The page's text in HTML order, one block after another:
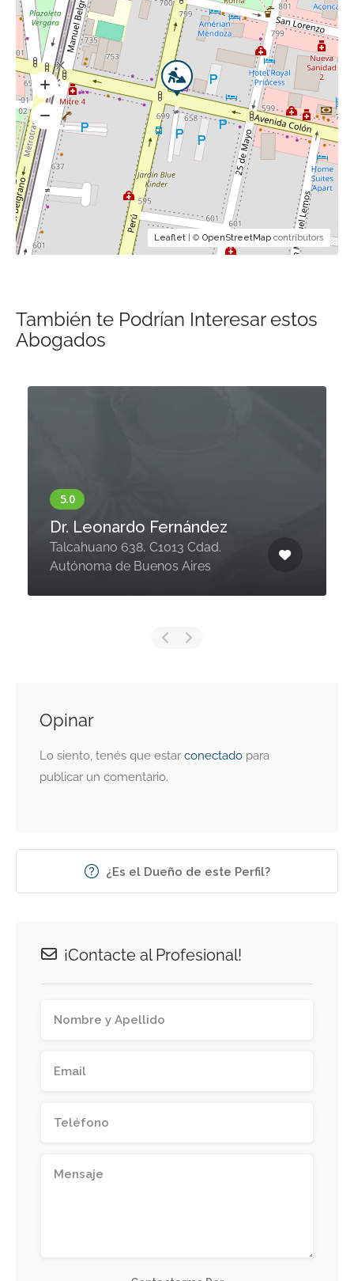
Leaflet | © OpenStreetMap contributors
También te Podrían Interesar estos
Abogados
Dr. Leonardo Fernández
Talcahuano 638, C1013 Cdad.
Autónoma de Buenos Aires
Opinar
Lo siento, tenés que estar conectado para
publicar un comentario.
¿Es el Dueño de este Perfil?
¡Contacte al Profesional!